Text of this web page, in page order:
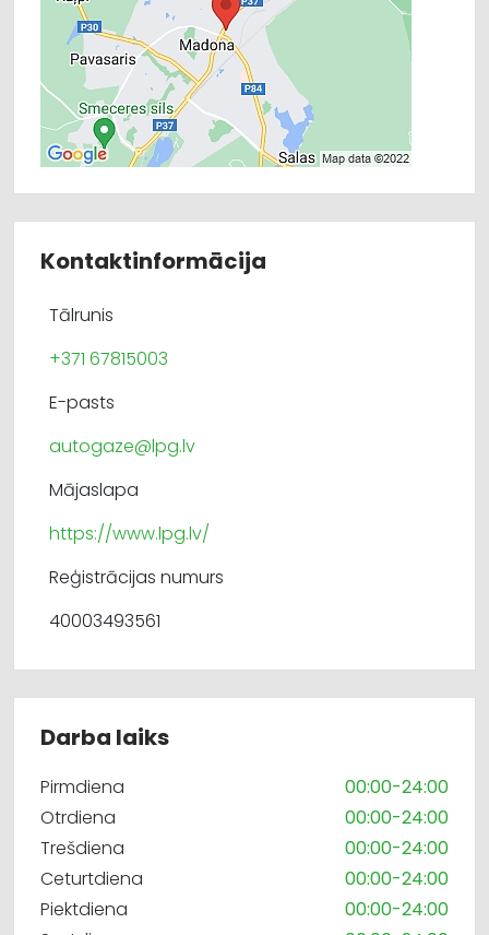
Kontaktinformācija
Tālrunis
+371 67815003
E-pasts
autogaze@lpg.lv
Mājaslapa
https://www.lpg.lv/
Reģistrācijas numurs
40003493561
Darba laiks
Pirmdiena
00:00-24:00
Otrdiena
00:00-24:00
Trešdiena
00:00-24:00
Ceturtdiena
00:00-24:00
Piektdiena
00:00-24:00